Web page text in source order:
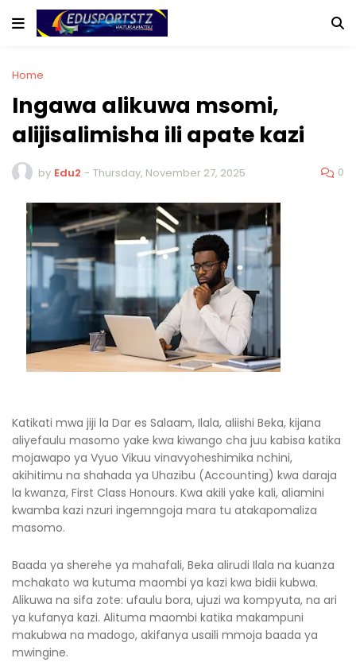
Home
Ingawa alikuwa msomi,
alijisalimisha ili apate kazi
by Edu2 - Thursday, November 27, 2025 0
Katikati mwa jiji la Dar es Salaam, Ilala, aliishi Beka, kijana
aliyefaulu masomo yake kwa kiwango cha juu kabisa katika
mojawapo ya Vyuo Vikuu vinavyoheshimika nchini,
akihitimu na shahada ya Uhazibu (Accounting) kwa daraja
la kwanza, First Class Honours. Kwa akili yake kali, aliamini
kwamba kazi nzuri ingemngoja mara tu atakapomaliza
masomo.
Baada ya sherehe ya mahafali, Beka alirudi Ilala na kuanza
mchakato wa kutuma maombi ya kazi kwa bidii kubwa.
Alikuwa na sifa zote: ufaulu bora, ujuzi wa kompyuta, na ari
ya kufanya kazi. Alituma maombi katika makampuni
makubwa na madogo, akifanya usaili mmoja baada ya
mwingine.